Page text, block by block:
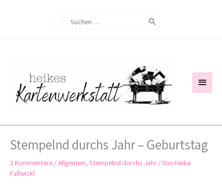
Search
Stempelnd durchs Jahr – Geburtstag
3 Kommentare /Allgemein, Stempelnd durchs Jahr / Von Heike
Fallwickl